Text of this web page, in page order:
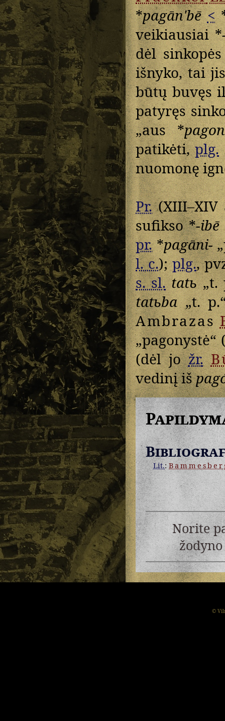
*pagānʹbē <
veikiausiai *
dėl
išnyko, tai
būtų buvęs
patyręs
„aus *
patikėti,plg.
nuomonę
Pr.(XIII–XIV
sufikso *-ibē
pr.*pagāni-
l. c.);plg.,
s. sl. tatь„t.
tatьba„t.
Ambrazas
(dėl jožr.
vedinį iš
Lit.:
Norite
©